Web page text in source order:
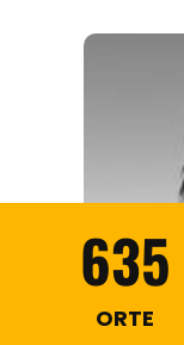
635
ORTE